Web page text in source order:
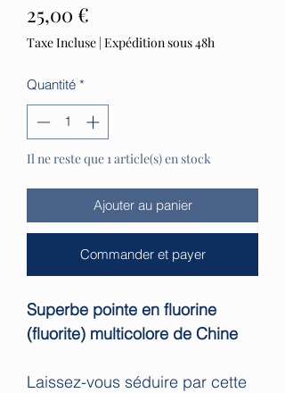
25,00 €
Taxe Incluse | Expédition sous 48h
Quantité *
Il ne reste que 1 article(s) en stock
Ajouter au panier
Commander et payer
Superbe pointe en fluorine
(fluorite) multicolore de Chine
Laissez-vous séduire par cette